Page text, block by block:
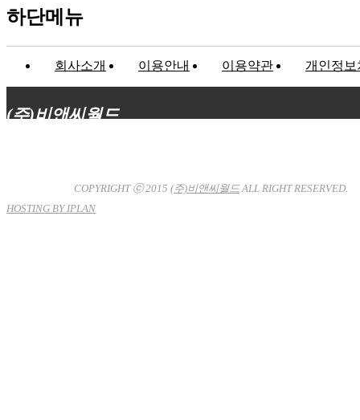
하단메뉴
회사소개 이용안내 이용약관 개인정보
(주)비앤씨월드
COPYRIGHT ⓒ 2015 (주)비앤씨월드ALL RIGHT RESERVED.
HOSTING BY IPLAN